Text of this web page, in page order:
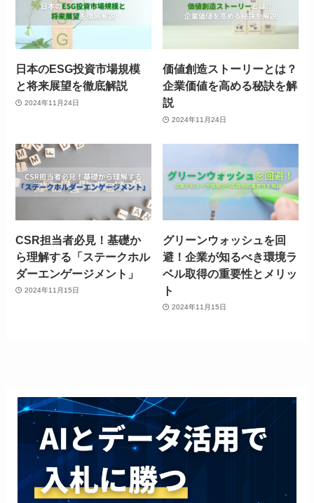
日本のESG投資市場規模
と将来展望を徹底解説
2024年11月24日
価値創造ストーリーとは？
企業価値を高める秘訣を解
説
2024年11月24日
CSR担当者必見！基礎か
ら理解する「ステークホル
ダーエンゲージメント」
2024年11月15日
グリーンウォッシュを回
避！企業が知るべき環境ラ
ベル取得の重要性とメリッ
ト
2024年11月15日